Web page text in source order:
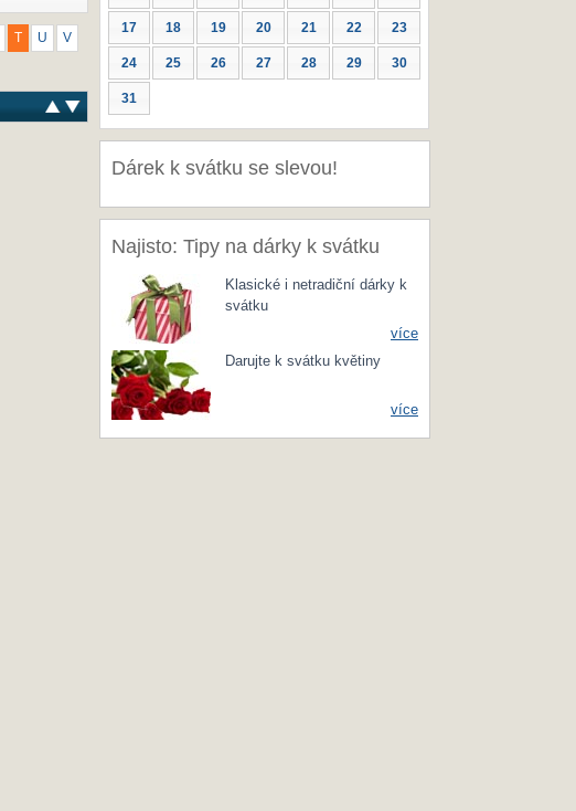
T U V
17 18 19 20 21 22 23
24 25 26 27 28 29 30
31
Dárek k svátku se slevou!
Najisto: Tipy na dárky k svátku
Klasické i netradiční dárky k
svátku
více
Darujte k svátku květiny
více